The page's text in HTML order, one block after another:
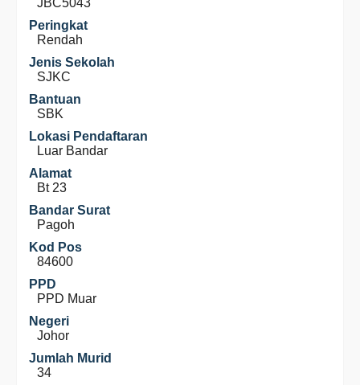
JBC5043
Peringkat
Rendah
Jenis Sekolah
SJKC
Bantuan
SBK
Lokasi Pendaftaran
Luar Bandar
Alamat
Bt 23
Bandar Surat
Pagoh
Kod Pos
84600
PPD
PPD Muar
Negeri
Johor
Jumlah Murid
34